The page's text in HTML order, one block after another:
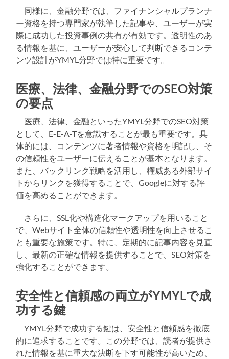
同様に、金融分野では、ファイナンシャルプランナ
ー資格を持つ専門家が執筆した記事や、ユーザーが実
際に成功した投資事例の共有が有効です。透明性のあ
る情報を基に、ユーザーが安心して判断できるコンテ
ンツ設計がYMYL分野では特に重要です。
医療、法律、金融分野でのSEO対策
の要点
医療、法律、金融といったYMYL分野でのSEO対策
として、E-E-A-Tを意識することが最も重要です。具
体的には、コンテンツに著者情報や資格を明記し、そ
の信頼性をユーザーに伝えることが基本となります。
また、バックリンク戦略を活用し、権威ある外部サイ
トからリンクを獲得することで、Googleに対する評
価を高めることができます。
さらに、SSL化や構造化マークアップを用いること
で、Webサイト全体の信頼性や透明性を向上させるこ
とも重要な施策です。特に、定期的に記事内容を見直
し、最新の正確な情報を提供することで、SEO対策を
強化することができます。
安全性と信頼感の両立がYMYLで成
功する鍵
YMYL分野で成功する鍵は、安全性と信頼感を徹底
的に追求することです。この分野では、読者が提供さ
れた情報を基に重大な決断を下す可能性が高いため、